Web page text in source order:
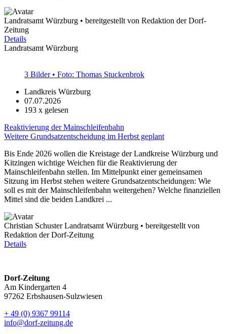
Landratsamt Würzburg • bereitgestellt von Redaktion der Dorf-
Zeitung
Details
Landratsamt Würzburg
3 Bilder • Foto: Thomas Stuckenbrok
Landkreis Würzburg
07.07.2026
193 x gelesen
Reaktivierung der Mainschleifenbahn
Weitere Grundsatzentscheidung im Herbst geplant
Bis Ende 2026 wollen die Kreistage der Landkreise Würzburg und
Kitzingen wichtige Weichen für die Reaktivierung der
Mainschleifenbahn stellen. Im Mittelpunkt einer gemeinsamen
Sitzung im Herbst stehen weitere Grundsatzentscheidungen: Wie
soll es mit der Mainschleifenbahn weitergehen? Welche finanziellen
Mittel sind die beiden Landkrei ...
Christian Schuster Landratsamt Würzburg • bereitgestellt von
Redaktion der Dorf-Zeitung
Details
Dorf-Zeitung
Am Kindergarten 4
97262 Erbshausen-Sulzwiesen
+ 49 (0) 9367 99114
info@dorf-zeitung.de